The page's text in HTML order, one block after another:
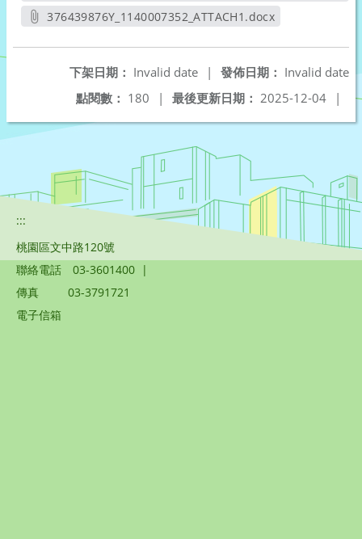
376439876Y_1140007352_ATTACH1.docx
發佈日期： Invalid date
下架日期： Invalid date
|
最後更新日期： 2025-12-04 |
點閱數： 180 |
:::
桃園區文中路120號
聯絡電話
03-3601400 |
傳真
03-3791721
電子信箱